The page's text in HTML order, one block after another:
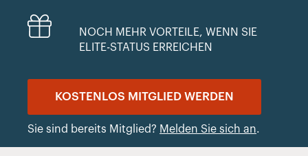
NOCH MEHR VORTEILE, WENN SIE
ELITE-STATUS ERREICHEN
KOSTENLOS MITGLIED WERDEN
Sie sind bereits Mitglied? Melden Sie sich an.